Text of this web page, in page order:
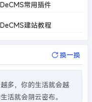
常用插件
建站教程
换一换
多，你的生活就会越
活就会阴云密布。